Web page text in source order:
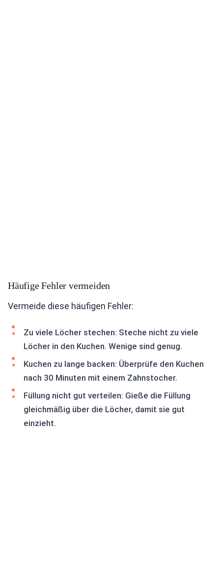
Häufige Fehler vermeiden
Vermeide diese häufigen Fehler:
Zu viele Löcher stechen: Steche nicht zu viele
Löcher in den Kuchen. Wenige sind genug.
Kuchen zu lange backen: Überprüfe den Kuchen
nach 30 Minuten mit einem Zahnstocher.
Füllung nicht gut verteilen: Gieße die Füllung
gleichmäßig über die Löcher, damit sie gut
einzieht.